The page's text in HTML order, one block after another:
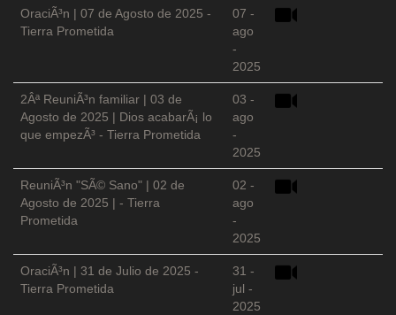
OraciÃ³n | 07 de Agosto de 2025 -
Tierra Prometida
07 -
ago
-
2025
2Âª ReuniÃ³n familiar | 03 de
Agosto de 2025 | Dios acabarÃ¡ lo
que empezÃ³ - Tierra Prometida
03 -
ago
-
2025
ReuniÃ³n "SÃ© Sano" | 02 de
Agosto de 2025 | - Tierra
Prometida
02 -
ago
-
2025
OraciÃ³n | 31 de Julio de 2025 -
Tierra Prometida
31 -
jul -
2025